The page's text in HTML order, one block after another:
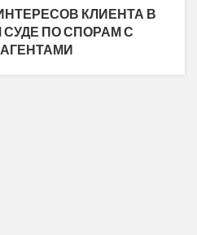
КЛИЕНТА В
ПО СПОРАМ С